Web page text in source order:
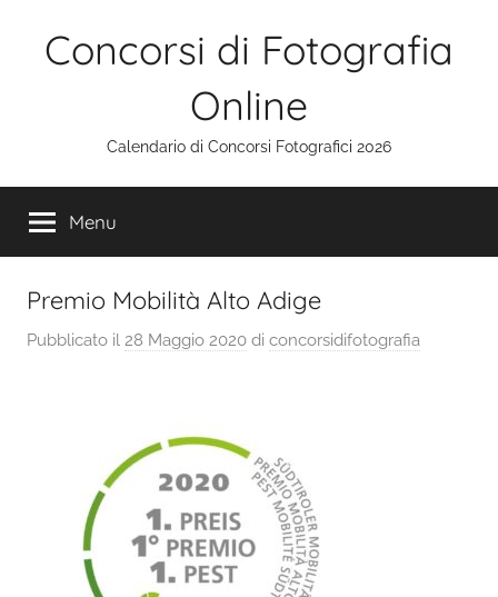
Concorsi di Fotografia
Online
Calendario di Concorsi Fotografici 2026
Menu
Premio Mobilità Alto Adige
Pubblicato il 28 Maggio 2020 di concorsidifotografia